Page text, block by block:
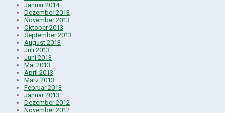
Januar 2014
Dezember 2013
November 2013
Oktober 2013
September 2013
August 2013
Juli 2013
Juni 2013
Mai 2013
April 2013
März 2013
Februar 2013
Januar 2013
Dezember 2012
November 2012